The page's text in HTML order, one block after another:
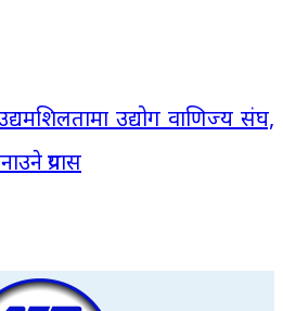
उद्योग वाणिज्य संघ,
प्रयास